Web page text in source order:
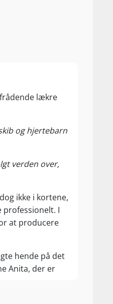
lækre
og hjertebarn
verden over,
ikke i kortene,
professionelt. I
at producere
hende på det
Anita, der er